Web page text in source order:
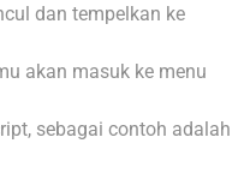
dan tempelkan ke
akan masuk ke menu
sebagai contoh adalah